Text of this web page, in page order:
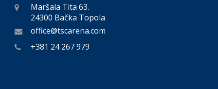
Maršala Tita 63.
24300 Bačka Topola
office@tscarena.com
+381 24 267 979